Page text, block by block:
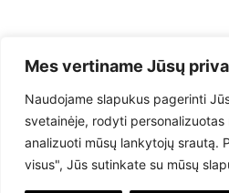
Mes vertiname Jūsų
Naudojame slapukus pagerinti
svetainėje, rodyti personalizuotas
analizuoti mūsų lankytojų srautą.
visus", Jūs sutinkate su mūsų